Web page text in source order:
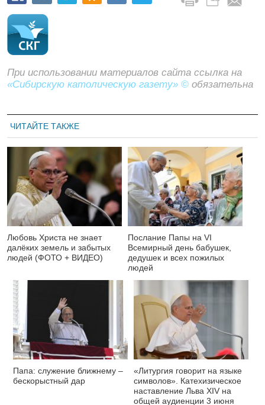
При использовании материалов сайта ссылка на
«Сибирскую католическую газету» © обязательна
ЧИТАЙТЕ ТАКЖЕ
Любовь Христа не знает
далёких земель и забытых
людей (ФОТО + ВИДЕО)
Послание Папы на VI
Всемирный день бабушек,
дедушек и всех пожилых
людей
Папа: служение ближнему –
бескорыстный дар
«Литургия говорит на языке
символов». Катехизическое
наставление Льва XIV на
общей аудиенции 3 июня